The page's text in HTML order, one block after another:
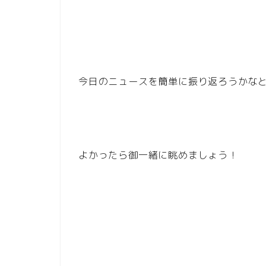
今日のニュースを簡単に振り返ろうかな
よかったら御一緒に眺めましょう！